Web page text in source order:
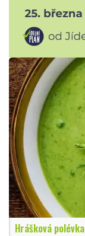
Hrášková polévka